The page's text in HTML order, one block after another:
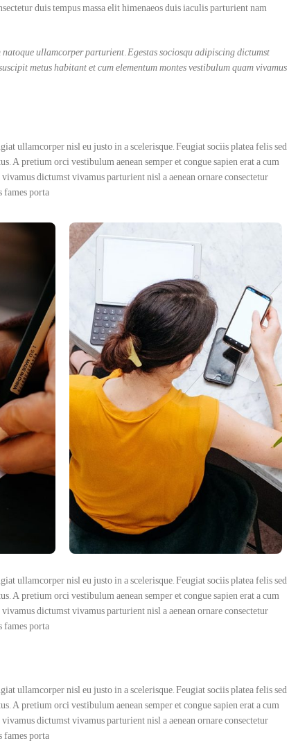
duis tempus massa elit himenaeos duis iaculis parturient nam
ullamcorper parturient. Egestas sociosqu adipiscing dictumst
metus habitant et cum elementum montes vestibulum quam vivamus
ullamcorper nisl eu justo in a scelerisque. Feugiat sociis platea felis sed
A pretium orci vestibulum aenean semper et congue sapien erat a cum
dictumst vivamus parturient nisl a aenean ornare consectetur
porta.
ullamcorper nisl eu justo in a scelerisque. Feugiat sociis platea felis sed
A pretium orci vestibulum aenean semper et congue sapien erat a cum
dictumst vivamus parturient nisl a aenean ornare consectetur
porta.
ullamcorper nisl eu justo in a scelerisque. Feugiat sociis platea felis sed
A pretium orci vestibulum aenean semper et congue sapien erat a cum
dictumst vivamus parturient nisl a aenean ornare consectetur
porta.